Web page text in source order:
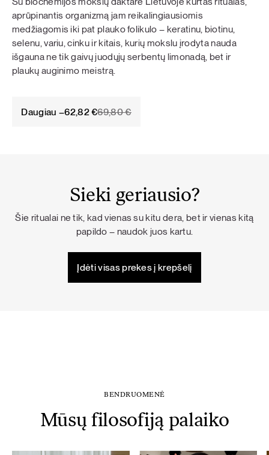
aprūpinantis organizmą jam reikalingiausiomis
medžiagomis iki pat plauko folikulo – keratinu, biotinu,
selenu, variu, cinku ir kitais, kurių mokslu įrodyta nauda
išgauna ne tik gaivų juodųjų serbentų limonadą, bet ir
plaukų auginimo meistrą.
Daugiau – 69,80€
Original
62,82€
Current
Sieki geriausio?
Šie ritualai ne tik, kad vienas su kitu dera, bet ir vienas kitą
papildo – naudok juos kartu.
Įdėti visas prekes į krepšelį
BENDRUOMENĖ
Mūsų filosofiją palaiko